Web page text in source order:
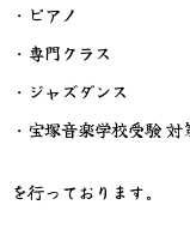
・ピアノ
・専門クラス
・ジャズダンス
・宝塚音楽学校受験
を行っております。